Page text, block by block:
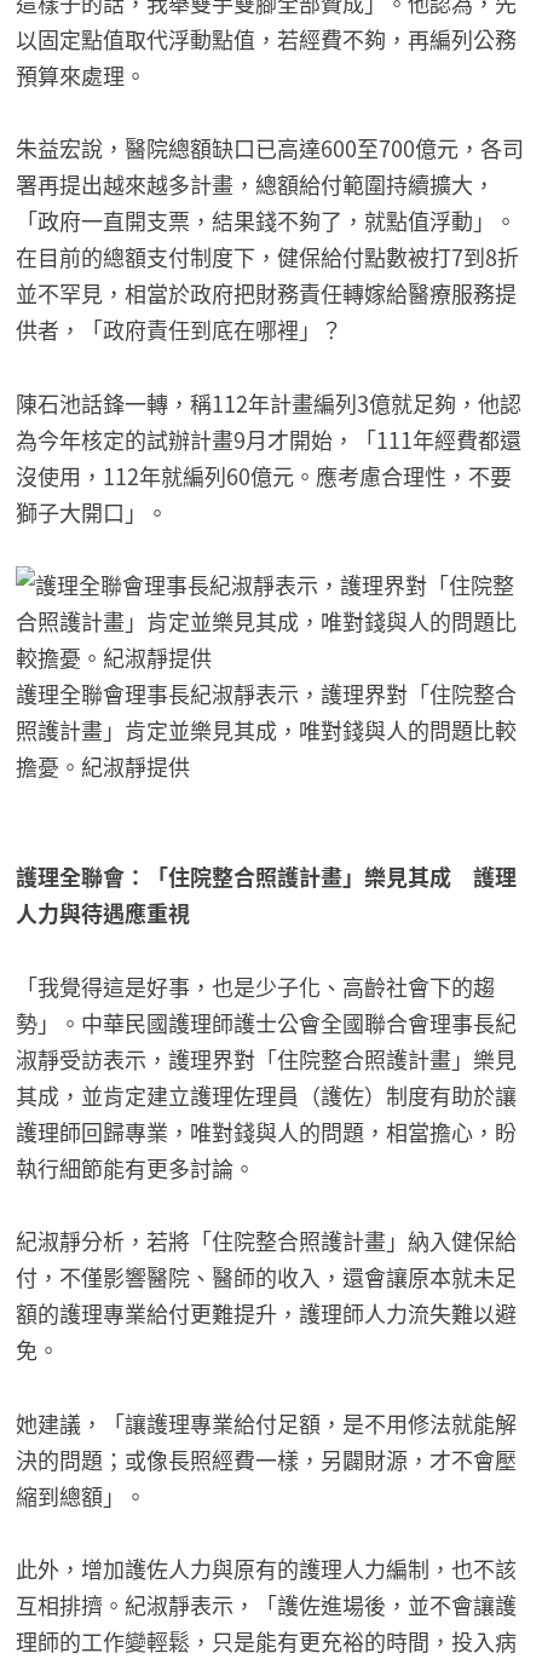
以固定點值取代浮動點值，若經費不夠，再編列公務
預算來處理。
朱益宏說，醫院總額缺口已高達600至700億元，各司
署再提出越來越多計畫，總額給付範圍持續擴大，
「政府一直開支票，結果錢不夠了，就點值浮動」。
在目前的總額支付制度下，健保給付點數被打7到8折
並不罕見，相當於政府把財務責任轉嫁給醫療服務提
供者，「政府責任到底在哪裡」？
陳石池話鋒一轉，稱112年計畫編列3億就足夠，他認
為今年核定的試辦計畫9月才開始，「111年經費都還
沒使用，112年就編列60億元。應考慮合理性，不要
獅子大開口」。
護理全聯會理事長紀淑靜表示，護理界對「住院整合
照護計畫」肯定並樂見其成，唯對錢與人的問題比較
擔憂。紀淑靜提供
護理全聯會：「住院整合照護計畫」樂見其成 護理
人力與待遇應重視
「我覺得這是好事，也是少子化、高齡社會下的趨
勢」。中華民國護理師護士公會全國聯合會理事長紀
淑靜受訪表示，護理界對「住院整合照護計畫」樂見
其成，並肯定建立護理佐理員（護佐）制度有助於讓
護理師回歸專業，唯對錢與人的問題，相當擔心，盼
執行細節能有更多討論。
紀淑靜分析，若將「住院整合照護計畫」納入健保給
付，不僅影響醫院、醫師的收入，還會讓原本就未足
額的護理專業給付更難提升，護理師人力流失難以避
免。
她建議，「讓護理專業給付足額，是不用修法就能解
決的問題；或像長照經費一樣，另闢財源，才不會壓
縮到總額」。
此外，增加護佐人力與原有的護理人力編制，也不該
互相排擠。紀淑靜表示，「護佐進場後，並不會讓護
理師的工作變輕鬆，只是能有更充裕的時間，投入病